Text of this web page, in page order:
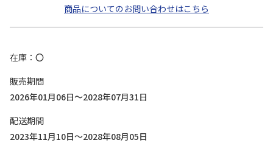
商品についてのお問い合わせはこちら
在庫
〇
販売期間
2026年01月06日～2028年07月31日
配送期間
2023年11月10日～2028年08月05日